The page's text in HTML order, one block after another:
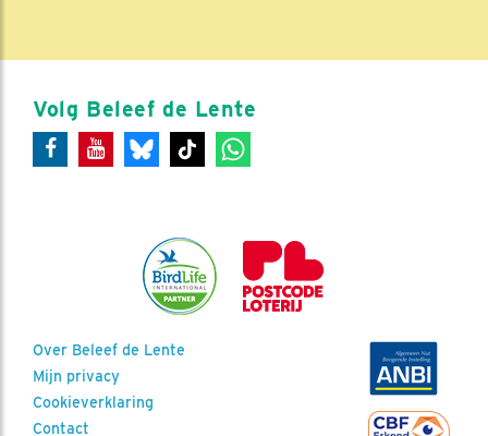
Volg Beleef de Lente
Over Beleef de Lente
Mijn privacy
Cookieverklaring
Contact